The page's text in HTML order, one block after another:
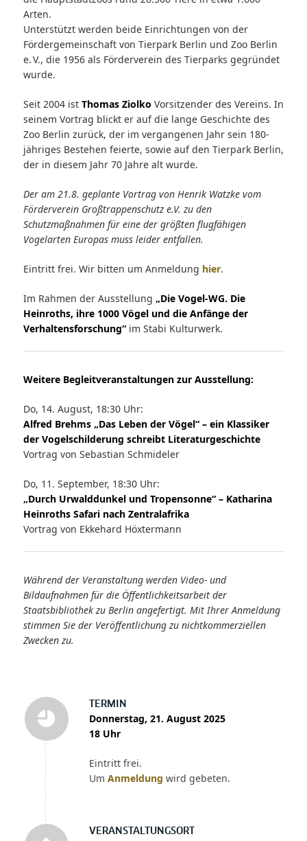
TERMIN
Donnerstag, 21. August 2025
18 Uhr
Eintritt frei.
Um Anmeldung wird gebeten.
VERANSTALTUNGSORT
Arten.
Unterstützt werden beide Einrichtungen von der
Fördergemeinschaft von Tierpark Berlin und Zoo Berlin
e. V., die 1956 als Förderverein des Tierparks gegründet
wurde.
Seit 2004 ist Thomas Ziolko Vorsitzender des Vereins. In
seinem Vortrag blickt er auf die lange Geschichte des
Zoo Berlin zurück, der im vergangenen Jahr sein 180-
jähriges Bestehen feierte, sowie auf den Tierpark Berlin,
der in diesem Jahr 70 Jahre alt wurde.
Der am 21.8. geplante Vortrag von Henrik Watzke vom
Förderverein Großtrappenschutz e.V. zu den
Schutzmaßnahmen für eine der größten flugfähigen
Vogelarten Europas muss leider entfallen.
Eintritt frei. Wir bitten um Anmeldung hier.
Im Rahmen der Ausstellung „Die Vogel-WG. Die
Heinroths, ihre 1000 Vögel und die Anfänge der
Verhaltensforschung“im Stabi Kulturwerk.
Weitere Begleitveranstaltungen zur Ausstellung:
Do, 14. August, 18:30 Uhr:
Alfred Brehms „Das Leben der Vögel“ – ein Klassiker
der Vogelschilderung schreibt Literaturgeschichte
Vortrag von Sebastian Schmideler
Do, 11. September, 18:30 Uhr:
„Durch Urwalddunkel und Tropensonne“ – Katharina
Heinroths Safari nach Zentralafrika
Vortrag von Ekkehard Höxtermann
Während der Veranstaltung werden Video- und
Bildaufnahmen für die Öffentlichkeitsarbeit der
Staatsbibliothek zu Berlin angefertigt. Mit Ihrer Anmeldung
stimmen Sie der Veröffentlichung zu nichtkommerziellen
Zwecken zu.